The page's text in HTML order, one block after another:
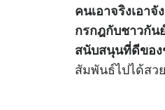
คนเอาจริงเอา
กรกฎกับชาวกัน
สนับสนุนที่ดีขอ
สัมพันธ์ไปได้สว